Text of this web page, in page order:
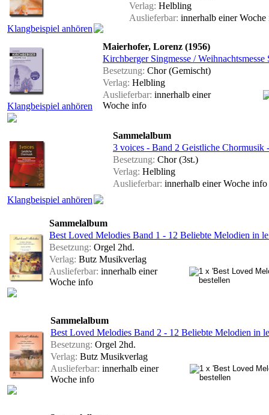
Klangbeispiel anhören
Verlag: Helbling
Auslieferbar: innerhalb einer Woche
Klangbeispiel anhören
Maierhofer, Lorenz (1956)
Kirchberger Singmesse /
Besetzung: Chor (Gemischt)
Verlag: Helbling
Auslieferbar: innerhalb einer
Woche info
Klangbeispiel anhören
Sammelalbum
3 voices - Band 2 Geistliche
Besetzung: Chor (3st.)
Verlag: Helbling
Auslieferbar: innerhalb einer Woche info
Sammelalbum
Best Loved Melodies Band 1 - 12 Beliebte Melodien in
Besetzung: Orgel 2hd.
Verlag: Butz Musikverlag
Auslieferbar: innerhalb einer
Woche info
Sammelalbum
Best Loved Melodies Band 2 - 12 Beliebte Melodien in
Besetzung: Orgel 2hd.
Verlag: Butz Musikverlag
Auslieferbar: innerhalb einer
Woche info